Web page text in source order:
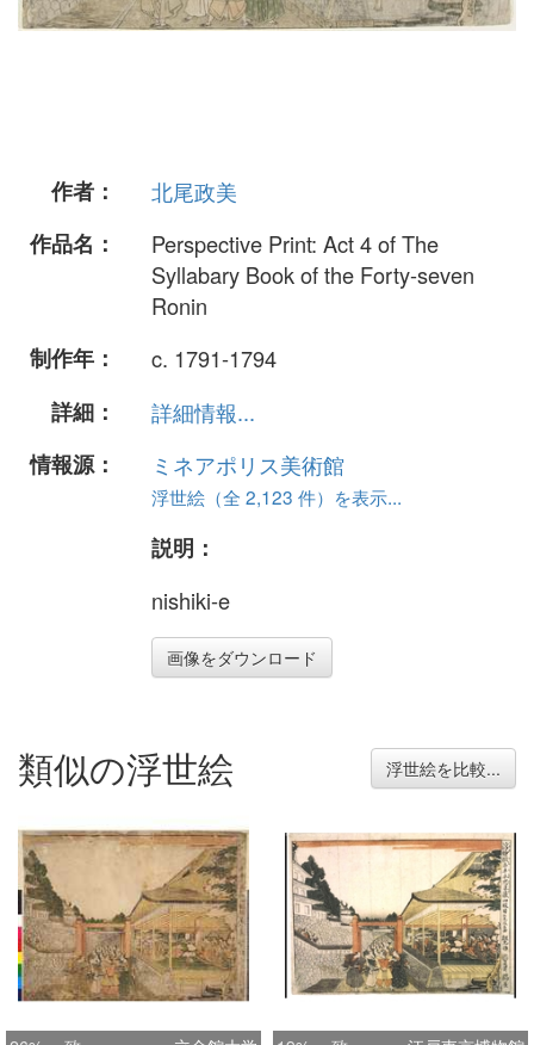
作者：
北尾政美
作品名：
Perspective Print: Act 4 of The
Syllabary Book of the Forty-seven
Ronin
制作年：
c. 1791-1794
詳細：
詳細情報...
情報源：
ミネアポリス美術館
浮世絵（全 2,123 件）を表示...
説明：
nishiki-e
画像をダウンロード
類似の浮世絵 浮世絵を比較...